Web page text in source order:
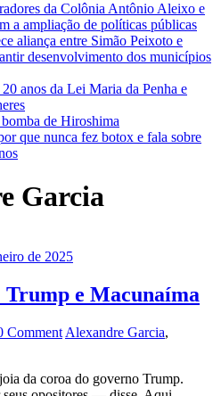
da Colônia Antônio Aleixo e
a ampliação de políticas públicas
aliança entre Simão Peixoto e
desenvolvimento dos municípios
anos da Lei Maria da Penha e
de Hiroshima
que nunca fez botox e fala sobre
Garcia
de 2025
e Macunaíma
Comment Alexandre Garcia,
da coroa do governo Trump.